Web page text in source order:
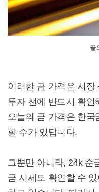
골
이러한 금 가격은 시장
투자 전에 반드시 확인
오늘의 금 가격은 한
할 수가 있답니다.
그뿐만 아니라, 24k 순
금 시세도 확인할 수